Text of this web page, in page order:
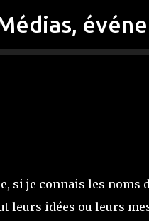
si je connais les noms
leurs idées ou leurs